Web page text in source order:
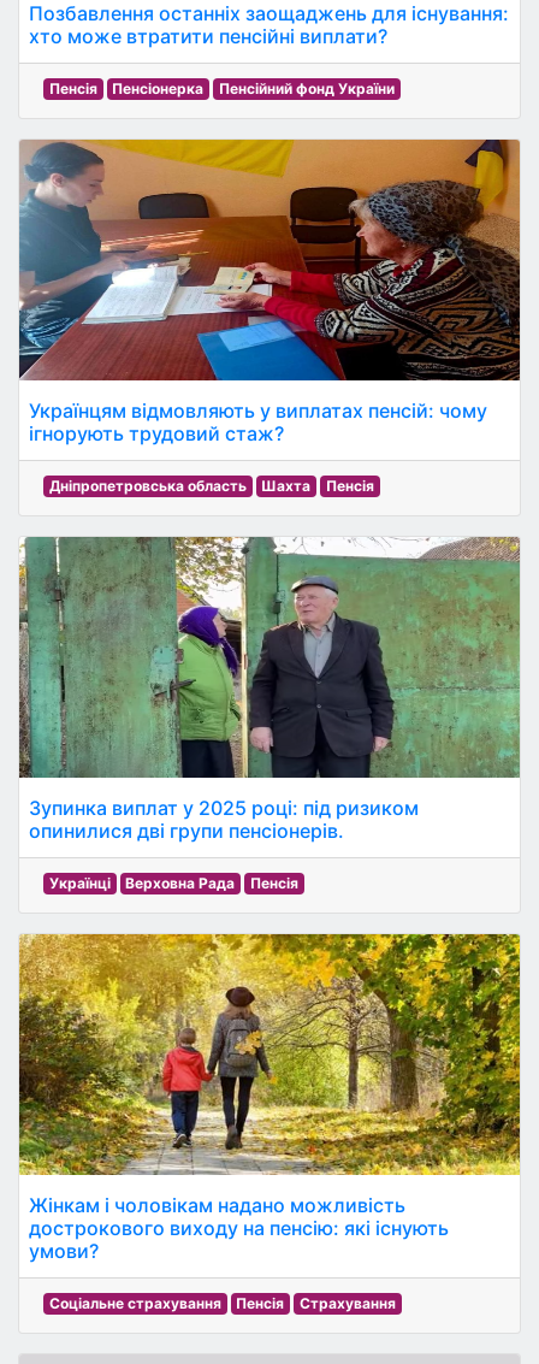
Позбавлення останніх заощаджень для існування:
хто може втратити пенсійні виплати?
Пенсія Пенсіонерка Пенсійний фонд України
Українцям відмовляють у виплатах пенсій: чому
ігнорують трудовий стаж?
Дніпропетровська область Шахта Пенсія
Зупинка виплат у 2025 році: під ризиком
опинилися дві групи пенсіонерів.
Українці Верховна Рада Пенсія
Жінкам і чоловікам надано можливість
дострокового виходу на пенсію: які існують
умови?
Соціальне страхування Пенсія Страхування